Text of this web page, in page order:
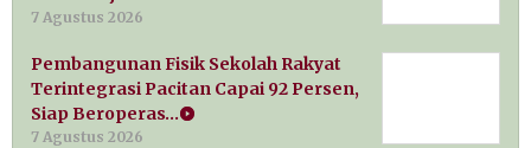
7 Agustus 2026
Pembangunan Fisik Sekolah Rakyat
Terintegrasi Pacitan Capai 92 Persen,
Siap Beroperas…
7 Agustus 2026